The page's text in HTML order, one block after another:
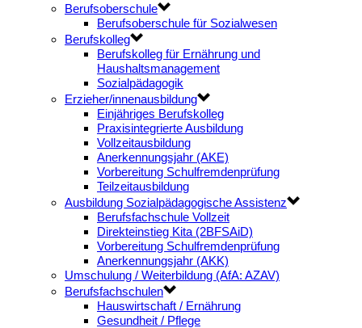
Berufsoberschule
Berufsoberschule für Sozialwesen
Berufskolleg
Berufskolleg für Ernährung und
Haushaltsmanagement
Sozialpädagogik
Erzieher/innenausbildung
Einjähriges Berufskolleg
Praxisintegrierte Ausbildung
Vollzeitausbildung
Anerkennungsjahr (AKE)
Vorbereitung Schulfremdenprüfung
Teilzeitausbildung
Ausbildung Sozialpädagogische Assistenz
Berufsfachschule Vollzeit
Direkteinstieg Kita (2BFSAiD)
Vorbereitung Schulfremdenprüfung
Anerkennungsjahr (AKK)
Umschulung / Weiterbildung (AfA: AZAV)
Berufsfachschulen
Hauswirtschaft / Ernährung
Gesundheit / Pflege